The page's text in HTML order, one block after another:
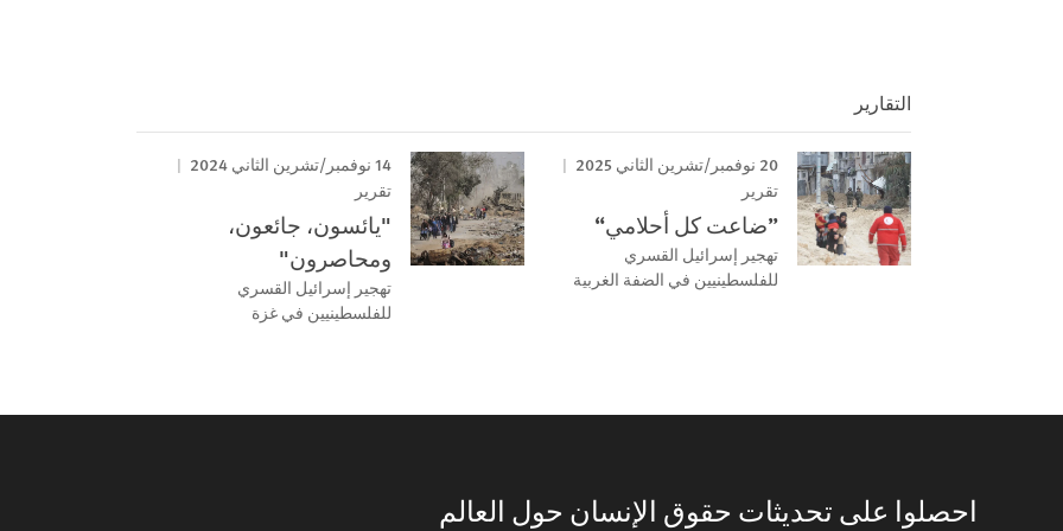
التقارير
20 نوفمبر/تشرين الثاني 2025
تقرير
”ضاعت كل أحلامي“
تهجير إسرائيل القسري
للفلسطينيين في الضفة الغربية
14 نوفمبر/تشرين الثاني 2024
تقرير
"يائسون، جائعون،
ومحاصرون"
تهجير إسرائيل القسري
للفلسطينيين في غزة
احصلوا على تحديثات حقوق الإنسان حول العالم